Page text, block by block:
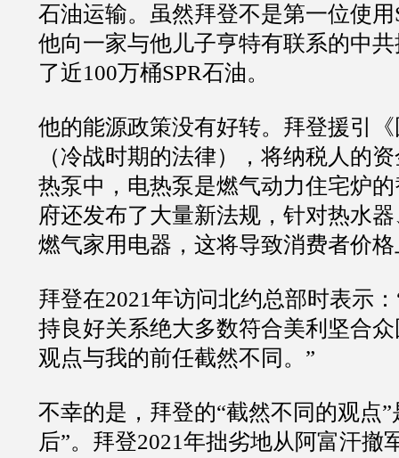
石油运输。虽然拜登不是第一位使用
他向一家与他儿子亨特有联系的中
了近100万桶SPR石油。
他的能源政策没有好转。拜登援引
（冷战时期的法律），将纳税人的
热泵中，电热泵是燃气动力住宅炉
府还发布了大量新法规，针对热水
燃气家用电器，这将导致消费者价
拜登在2021年访问北约总部时表示
持良好关系绝大多数符合美利坚合
观点与我的前任截然不同。”
不幸的是，拜登的“截然不同的观点
后”。拜登2021年拙劣地从阿富汗撤